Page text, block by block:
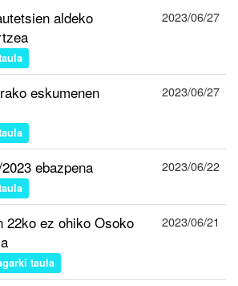
aldeko
2023/06/27
eskumenen
2023/06/27
ebazpena 2023/06/22
22ko ez ohiko Osoko
taula
2023/06/21